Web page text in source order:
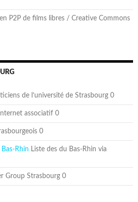
P2P de films libres / Creative Commons
de l’université de Strasbourg 0
associatif 0
0
Rhin Liste des du Bas-Rhin via
Group Strasbourg 0